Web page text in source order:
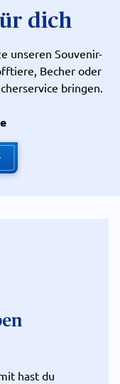
dich
unseren Souvenir-
Becher oder
bringen.
hast du